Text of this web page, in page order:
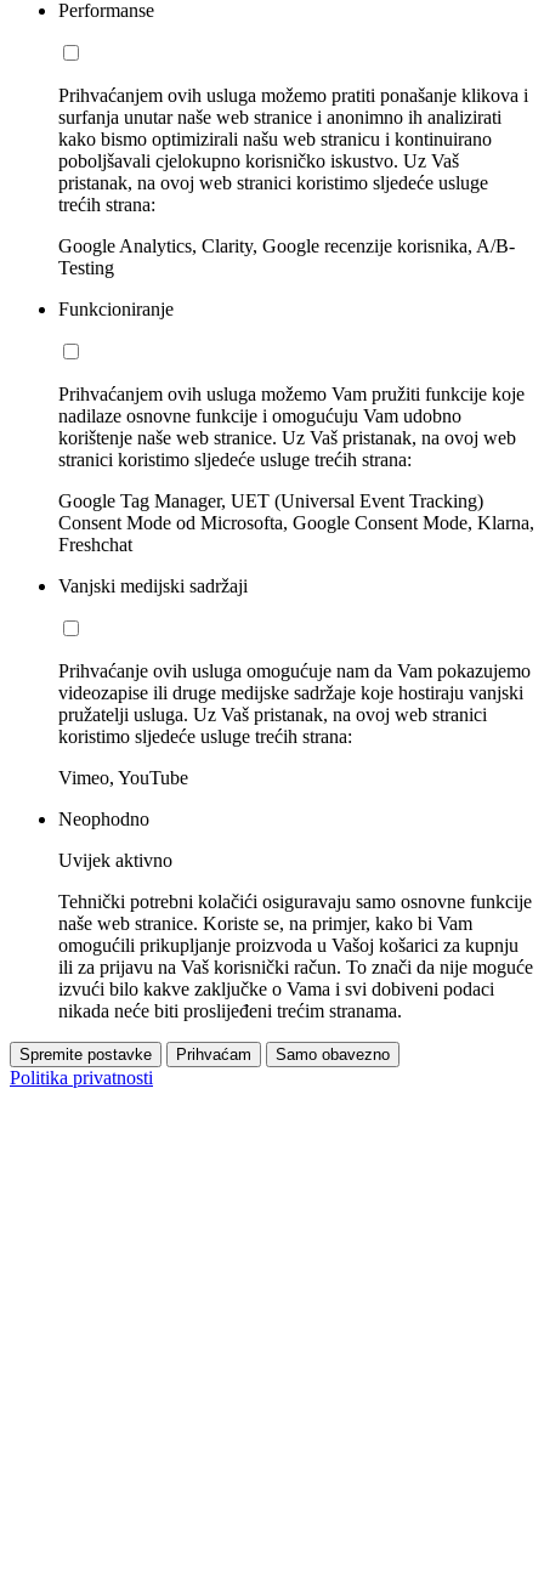
Performanse
Prihvaćanjem ovih usluga možemo pratiti ponašanje klikova i
surfanja unutar naše web stranice i anonimno ih analizirati
kako bismo optimizirali našu web stranicu i kontinuirano
poboljšavali cjelokupno korisničko iskustvo. Uz Vaš
pristanak, na ovoj web stranici koristimo sljedeće usluge
trećih strana:
Google Analytics, Clarity, Google recenzije korisnika, A/B-
Testing
Funkcioniranje
Prihvaćanjem ovih usluga možemo Vam pružiti funkcije koje
nadilaze osnovne funkcije i omogućuju Vam udobno
korištenje naše web stranice. Uz Vaš pristanak, na ovoj web
stranici koristimo sljedeće usluge trećih strana:
Google Tag Manager, UET (Universal Event Tracking)
Consent Mode od Microsofta, Google Consent Mode, Klarna,
Freshchat
Vanjski medijski sadržaji
Prihvaćanje ovih usluga omogućuje nam da Vam pokazujemo
videozapise ili druge medijske sadržaje koje hostiraju vanjski
pružatelji usluga. Uz Vaš pristanak, na ovoj web stranici
koristimo sljedeće usluge trećih strana:
Vimeo, YouTube
Neophodno
Uvijek aktivno
Tehnički potrebni kolačići osiguravaju samo osnovne funkcije
naše web stranice. Koriste se, na primjer, kako bi Vam
omogućili prikupljanje proizvoda u Vašoj košarici za kupnju
ili za prijavu na Vaš korisnički račun. To znači da nije moguće
izvući bilo kakve zaključke o Vama i svi dobiveni podaci
nikada neće biti proslijeđeni trećim stranama.
Spremite postavke Prihvaćam Samo obavezno
Politika privatnosti